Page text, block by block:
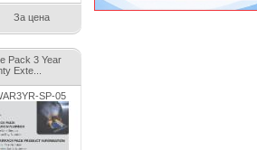
За цена
Pack 3 Year
Exte...
SP-05